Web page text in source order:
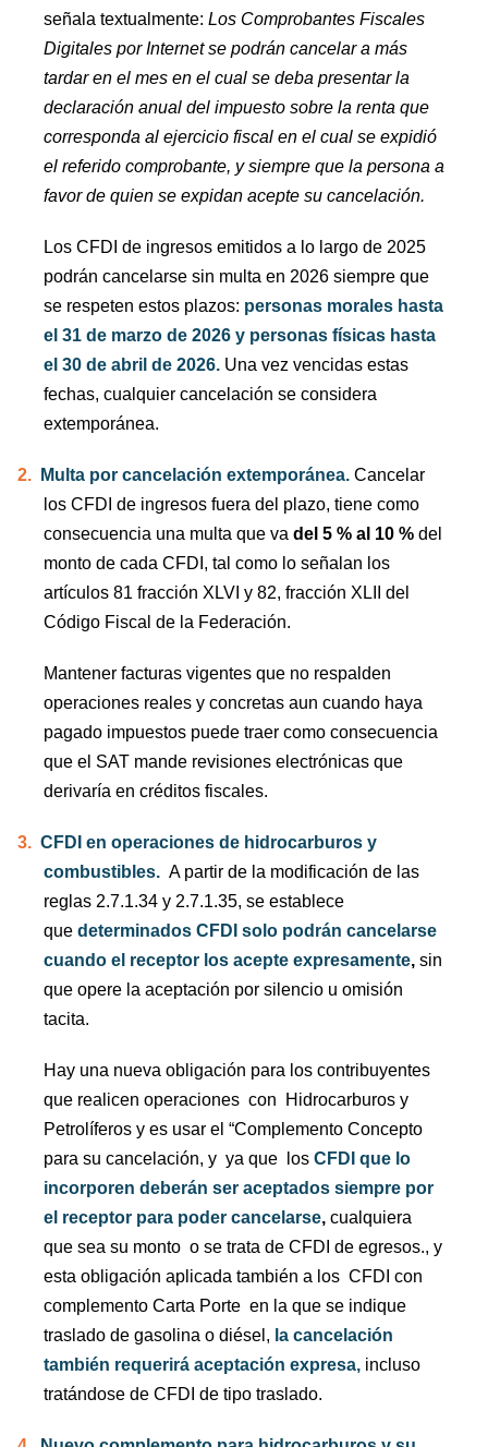
señala textualmente: Los Comprobantes Fiscales
Digitales por Internet se podrán cancelar a más
tardar en el mes en el cual se deba presentar la
declaración anual del impuesto sobre la renta que
corresponda al ejercicio fiscal en el cual se expidió
el referido comprobante, y siempre que la persona a
favor de quien se expidan acepte su cancelación.
Los CFDI de ingresos emitidos a lo largo de 2025
podrán cancelarse sin multa en 2026 siempre que
se respeten estos plazos: personas morales hasta
el 31 de marzo de 2026 y personas físicas hasta
el 30 de abril de 2026. Una vez vencidas estas
fechas, cualquier cancelación se considera
extemporánea.
2. Multa por cancelación extemporánea. Cancelar
los CFDI de ingresos fuera del plazo, tiene como
consecuencia una multa que va del 5 % al 10 % del
monto de cada CFDI, tal como lo señalan los
artículos 81 fracción XLVI y 82, fracción XLII del
Código Fiscal de la Federación.
Mantener facturas vigentes que no respalden
operaciones reales y concretas aun cuando haya
pagado impuestos puede traer como consecuencia
que el SAT mande revisiones electrónicas que
derivaría en créditos fiscales.
3. CFDI en operaciones de hidrocarburos y
combustibles. A partir de la modificación de las
reglas 2.7.1.34 y 2.7.1.35, se establece
que determinados CFDI solo podrán cancelarse
cuando el receptor los acepte expresamente, sin
que opere la aceptación por silencio u omisión
tacita.
Hay una nueva obligación para los contribuyentes
que realicen operaciones con
Hidrocarburos y
Petrolíferos y es usar el “Complemento Concepto
para su cancelación, y ya que los CFDI que lo
incorporen deberán ser aceptados siempre por
el receptor para poder cancelarse, cualquiera
que sea su monto o se trata de CFDI de egresos., y
esta obligación aplicada también a los CFDI con
complemento Carta Porte en la que se indique
traslado de gasolina o diésel, la cancelación
también requerirá aceptación expresa, incluso
tratándose de CFDI de tipo traslado.